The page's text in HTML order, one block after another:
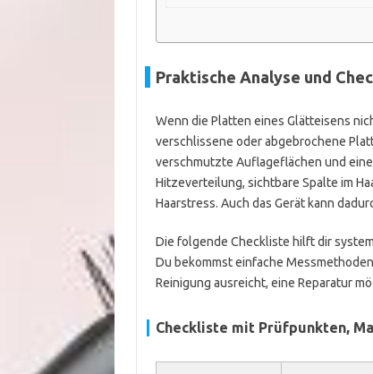
Praktische Analyse und
Wenn die Platten eines Glätteisens
verschlissene oder abgebrochene
verschmutzte Auflageflächen und
Hitzeverteilung, sichtbare Spalte im
Haarstress. Auch das Gerät kann
Die folgende Checkliste hilft dir
Du bekommst einfache
Reinigung ausreicht, eine Reparatur
Checkliste mit Prüfpunkten,